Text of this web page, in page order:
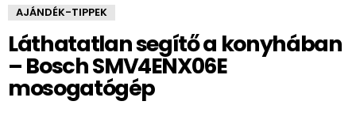
AJÁNDÉK-TIPPEK
Láthatatlan segítő a konyhában
– Bosch SMV4ENX06E
mosogatógép